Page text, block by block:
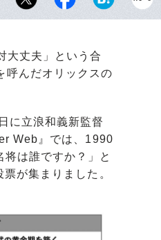
大丈夫」という合
呼んだオリックスの
に立浪和義新監督
Web』では、1990
は誰ですか？」と
が集まりました。